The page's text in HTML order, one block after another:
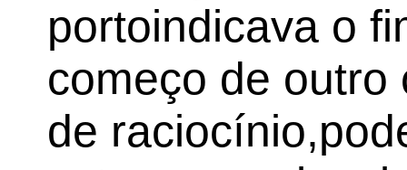
portoindicava o
começo de outro
de